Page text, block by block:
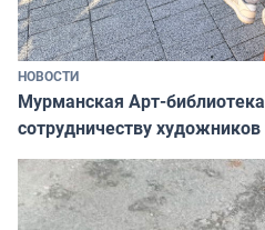
НОВОСТИ
Мурманская Арт-
сотрудничеству